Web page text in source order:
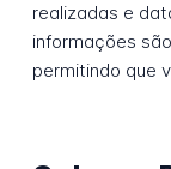
realizadas e
informações
permitindo que